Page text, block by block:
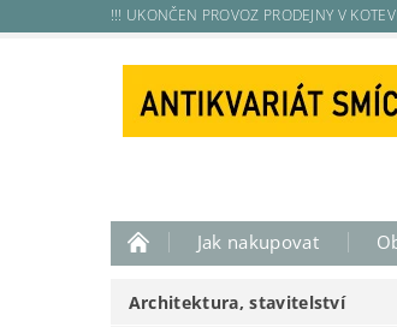
!!! UKONČEN PROVOZ PRODEJNY V
Jak nakupovat
Architektura, stavitelství